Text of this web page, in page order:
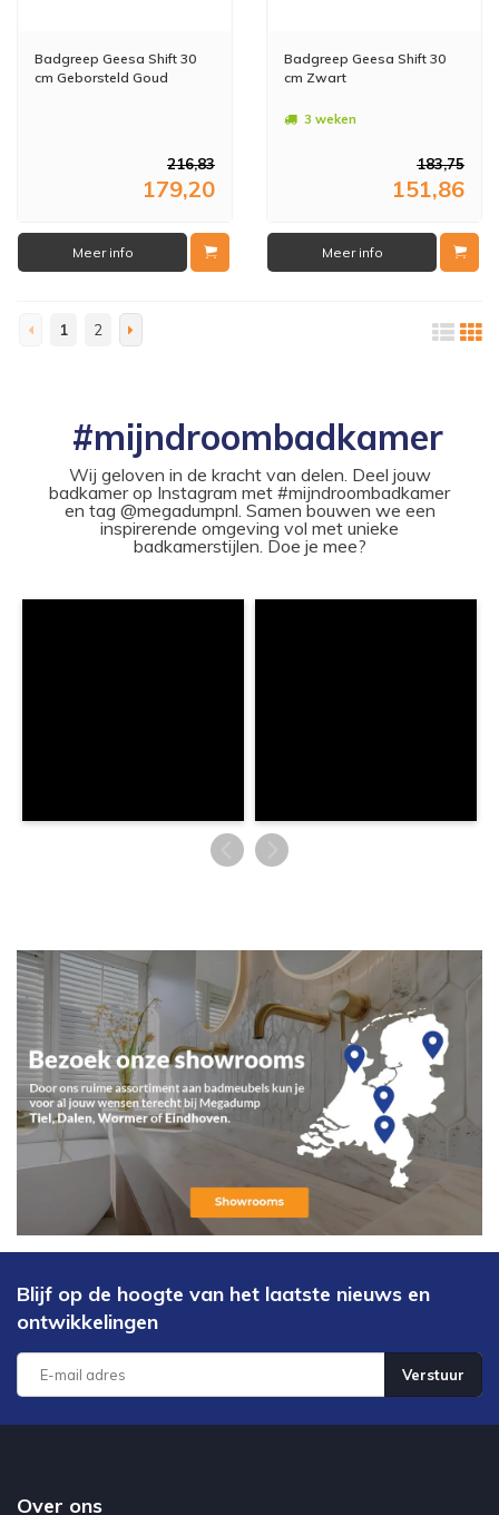
Badgreep Geesa Shift 30
cm Geborsteld Goud
216,83
179,20
Meer info
Badgreep Geesa Shift 30
cm Zwart
3 weken
183,75
151,86
Meer info
1 2
#mijndroombadkamer
Wij geloven in de kracht van delen. Deel jouw
badkamer op Instagram met #mijndroombadkamer
en tag @megadumpnl. Samen bouwen we een
inspirerende omgeving vol met unieke
badkamerstijlen. Doe je mee?
Blijf op de hoogte van het laatste nieuws en
ontwikkelingen
Verstuur
Over ons